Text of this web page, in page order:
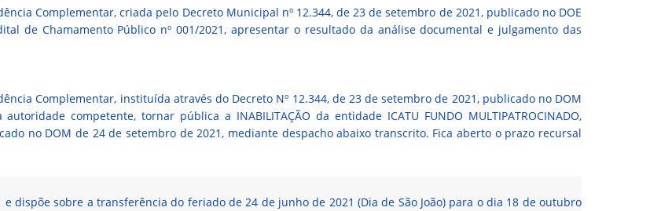
Complementar, criada pelo Decreto Municipal nº 12.344, de 23 de setembro de 2021, publicado no DOE
de Chamamento Público nº 001/2021, apresentar o resultado da análise documental e julgamento das
Complementar, instituída através do Decreto Nº 12.344, de 23 de setembro de 2021, publicado no DOM
competente, tornar pública a INABILITAÇÃO da entidade ICATU FUNDO MULTIPATROCINADO,
no DOM de 24 de setembro de 2021, mediante despacho abaixo transcrito. Fica aberto o prazo recursal
e dispõe sobre a transferência do feriado de 24 de junho de 2021 (Dia de São João) para o dia 18 de outubro